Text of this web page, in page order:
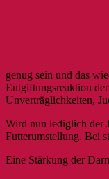
genug sein und das
Entgiftungsreaktion
Unverträglichkeiten,
Wird nun lediglich der
Futterumstellung. Bei
Eine Stärkung der